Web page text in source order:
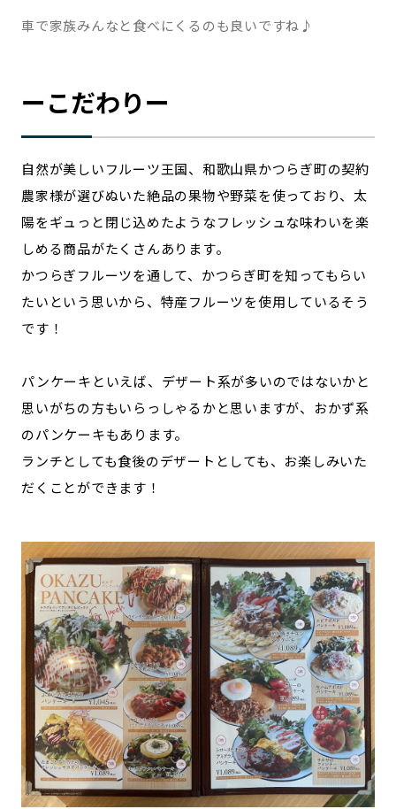
車で家族みんなと食べにくるのも良いですね♪
ーこだわりー
自然が美しいフルーツ王国、和歌山県かつらぎ町の契約
農家様が選びぬいた絶品の果物や野菜を使っており、太
陽をギュっと閉じ込めたようなフレッシュな味わいを楽
しめる商品がたくさんあります。
かつらぎフルーツを通して、かつらぎ町を知ってもらい
たいという思いから、特産フルーツを使用しているそう
です！
パンケーキといえば、デザート系が多いのではないかと
思いがちの方もいらっしゃるかと思いますが、おかず系
のパンケーキもあります。
ランチとしても食後のデザートとしても、お楽しみいた
だくことができます！